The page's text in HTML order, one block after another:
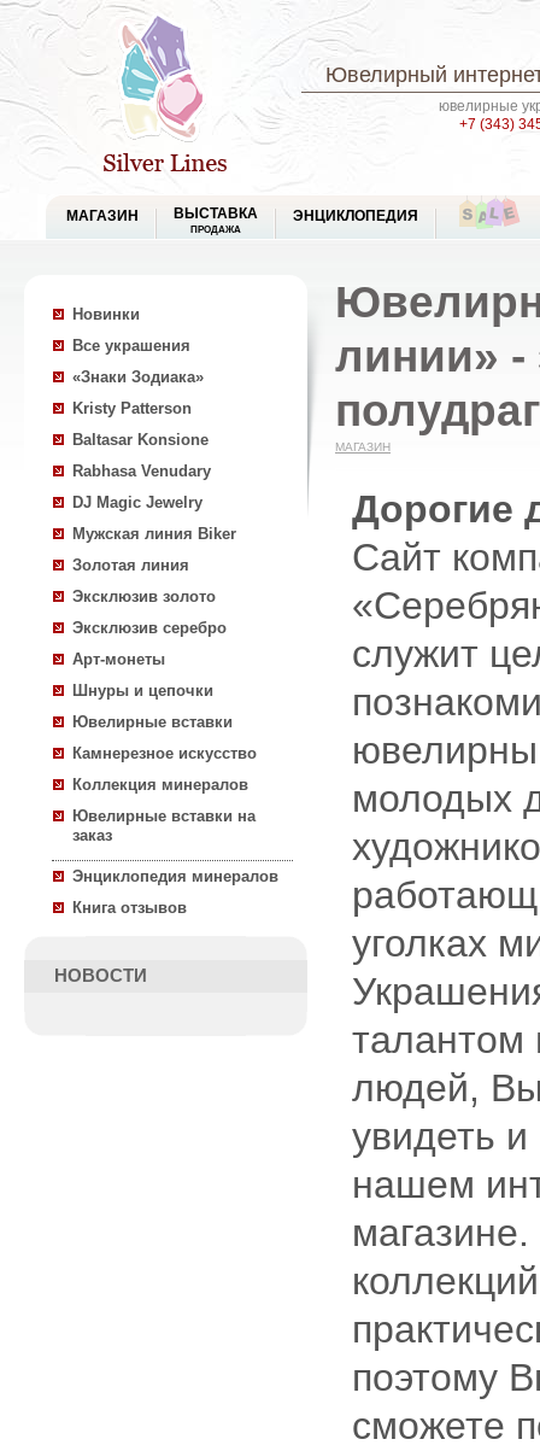
Ювелирный
ювелирные
+7 (343)
МАГАЗИН ВЫСТАВКА
ПРОДАЖА
ЭНЦИКЛОПЕДИЯ
Новинки
Все украшения
«Знаки Зодиака»
Kristy Patterson
Baltasar Konsione
Rabhasa Venudary
DJ Magic Jewelry
Мужская линия Biker
Золотая линия
Эксклюзив золото
Эксклюзив серебро
Арт-монеты
Шнуры и цепочки
Ювелирные вставки
Камнерезное искусство
Коллекция минералов
Ювелирные вставки на
заказ
Энциклопедия минералов
Книга отзывов
НОВОСТИ
линии»
МАГАЗИН
Дорогие
Сайт
служит
молодых
уголках
талантом
людей,
увидеть
нашем
поэтому
сможете